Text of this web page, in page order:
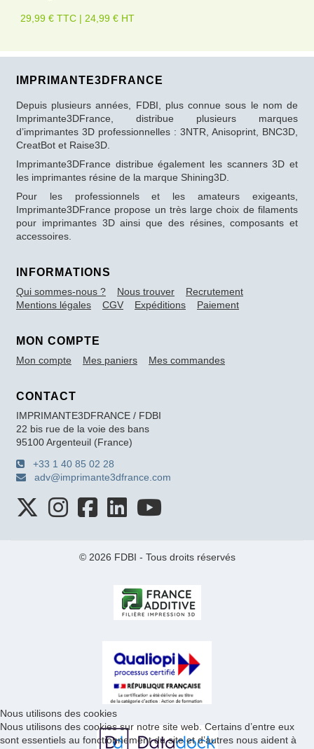
29,99 € TTC | 24,99 € HT
IMPRIMANTE3DFRANCE
Depuis plusieurs années, FDBI, plus connue sous le nom de
Imprimante3DFrance, distribue plusieurs marques
d’imprimantes 3D professionnelles : 3NTR, Anisoprint, BNC3D,
CreatBot et Raise3D.
Imprimante3DFrance distribue également les scanners 3D et
les imprimantes résine de la marque Shining3D.
Pour les professionnels et les amateurs exigeants,
Imprimante3DFrance propose un très large choix de filaments
pour imprimantes 3D ainsi que des résines, composants et
accessoires.
INFORMATIONS
Qui sommes-nous ? Nous trouver
Recrutement
Mentions légales
CGV Expéditions Paiement
MON COMPTE
Mon compte Mes paniers Mes commandes
CONTACT
IMPRIMANTE3DFRANCE / FDBI
22 bis rue de la voie des bans
95100 Argenteuil (France)
+33 1 40 85 02 28
adv@imprimante3dfrance.com
© 2026 FDBI - Tous droits réservés
Nous utilisons des cookies
Nous utilisons des cookies sur notre site web. Certains d’entre eux
sont essentiels au fonctionnement du site et d’autres nous aident à